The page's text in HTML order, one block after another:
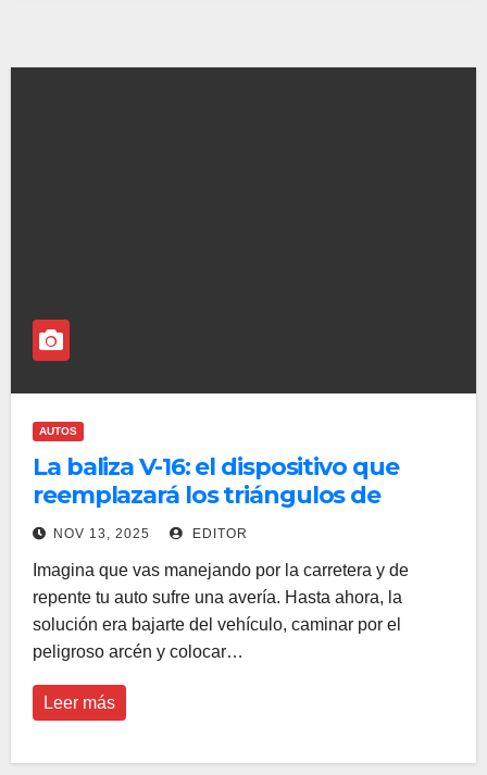
AUTOS
La baliza V-16: el dispositivo que
reemplazará los triángulos de
emergencia en México
NOV 13, 2025 EDITOR
Imagina que vas manejando por la carretera y de
repente tu auto sufre una avería. Hasta ahora, la
solución era bajarte del vehículo, caminar por el
peligroso arcén y colocar…
Leer más